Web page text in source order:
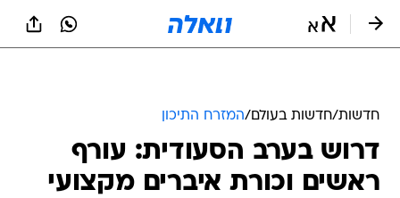
חדשות/חדשות בעולם/המזרח התיכון
דרוש בערב הסעודית: עורף
ראשים וכורת איברים מקצועי